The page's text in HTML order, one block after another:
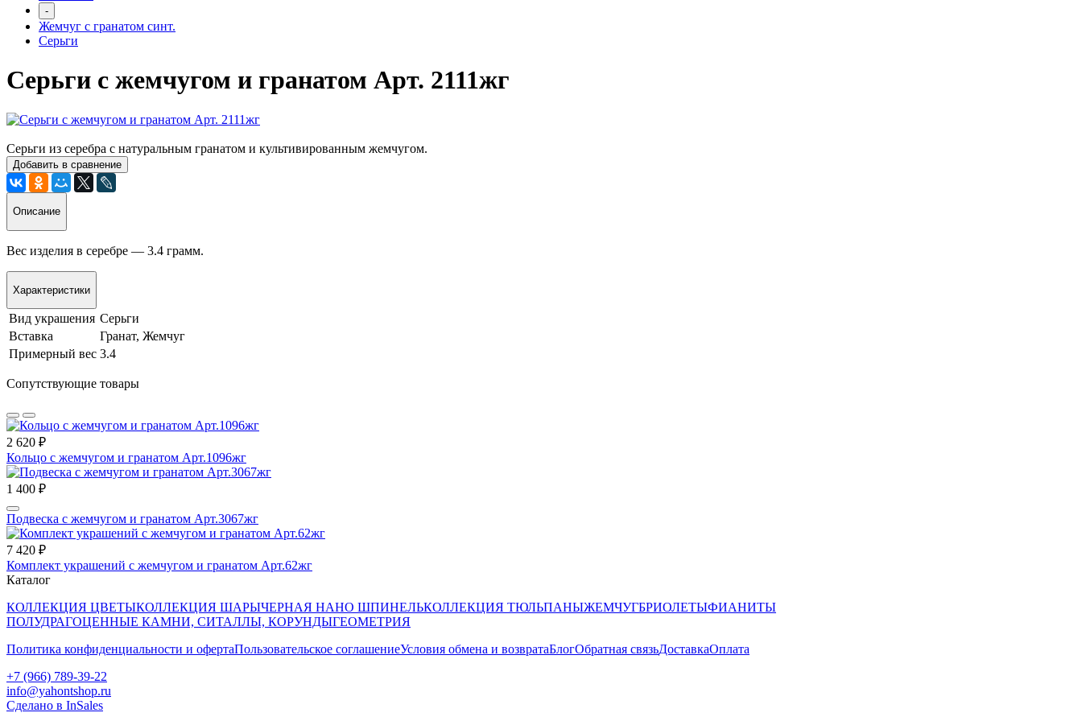
-
Жемчуг с гранатом синт.
Серьги
Серьги с жемчугом и гранатом Арт. 2111жг
Серьги из серебра с натуральным гранатом и культивированным жемчугом.
Добавить в сравнение
Описание
Вес изделия в серебре — 3.4 грамм.
Характеристики
Вид украшения Серьги
Вставка
Гранат, Жемчуг
Примерный вес 3.4
Сопутствующие товары
2 620 ₽
Кольцо с жемчугом и гранатом Арт.1096жг
1 400 ₽
Подвеска с жемчугом и гранатом Арт.3067жг
7 420 ₽
Комплект украшений с жемчугом и гранатом Арт.62жг
Каталог
КОЛЛЕКЦИЯ ЦВЕТЫКОЛЛЕКЦИЯ ШАРЫЧЕРНАЯ НАНО ШПИНЕЛЬКОЛЛЕКЦИЯ ТЮЛЬПАНЫЖЕМЧУГБРИОЛЕТЫФИАНИТЫ
ПОЛУДРАГОЦЕННЫЕ КАМНИ, СИТАЛЛЫ, КОРУНДЫГЕОМЕТРИЯ
Политика конфиденциальности и офертаПользовательское соглашениеУсловия обмена и возвратаБлогОбратная связьДоставкаОплата
+7 (966) 789-39-22
info@yahontshop.ru
Сделано в InSales